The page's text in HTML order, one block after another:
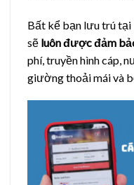
Bất kể bạn lưu trú tại
sẽ luôn được đảm
phí, truyền hình cáp,
giường thoải mái và